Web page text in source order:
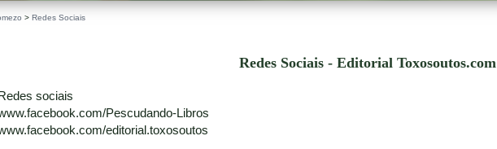
> Redes Sociais
Redes Sociais - Editorial Toxosoutos.com
Redes sociais
Pescudando-Libros
editorial.toxosoutos